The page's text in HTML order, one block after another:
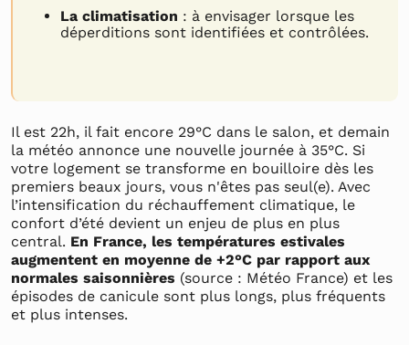
La climatisation : à envisager lorsque les
déperditions sont identifiées et contrôlées.
Il est 22h, il fait encore 29°C dans le salon, et demain
la météo annonce une nouvelle journée à 35°C. Si
votre logement se transforme en bouilloire dès les
premiers beaux jours, vous n'êtes pas seul(e). Avec
l’intensification du réchauffement climatique, le
confort d’été devient un enjeu de plus en plus
central. En France, les températures estivales
augmentent en moyenne de +2°C par rapport aux
normales saisonnières (source : Météo France) et les
épisodes de canicule sont plus longs, plus fréquents
et plus intenses.